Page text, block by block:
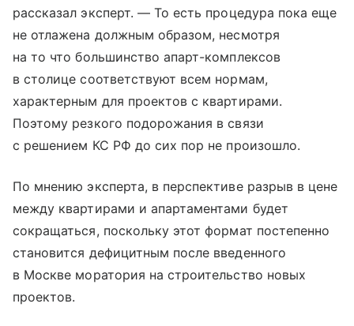
рассказал эксперт. — То есть процедура пока еще
не отлажена должным образом, несмотря
на то что большинство апарт-комплексов
в столице соответствуют всем нормам,
характерным для проектов с квартирами.
Поэтому резкого подорожания в связи
с решением КС РФ до сих пор не произошло.
По мнению эксперта, в перспективе разрыв в цене
между квартирами и апартаментами будет
сокращаться, поскольку этот формат постепенно
становится дефицитным после введенного
в Москве моратория на строительство новых
проектов.